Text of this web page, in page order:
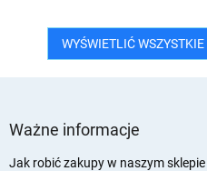
WYŚWIETLIĆ
Ważne informacje
Jak robić zakupy w naszym